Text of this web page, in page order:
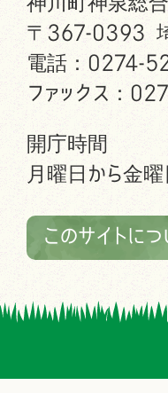
〒367-0393
電話：0274-
ファックス：
開庁時間
月曜日から金
このサイトにつ